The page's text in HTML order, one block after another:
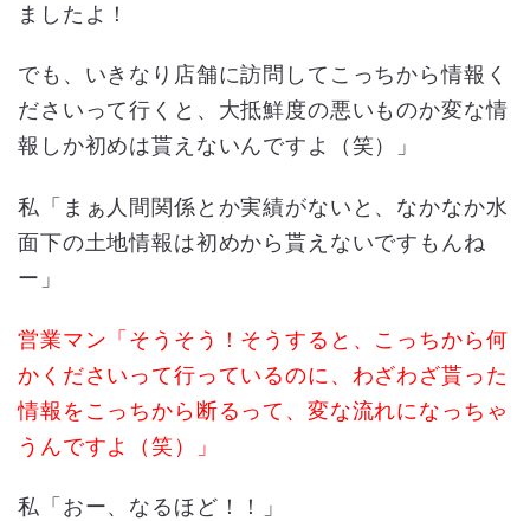
ましたよ！
でも、いきなり店舗に訪問してこっちから情報く
ださいって行くと、大抵鮮度の悪いものか変な情
報しか初めは貰えないんですよ（笑）」
私「まぁ人間関係とか実績がないと、なかなか水
面下の土地情報は初めから貰えないですもんね
ー」
営業マン「そうそう！そうすると、こっちから何
かくださいって行っているのに、 わざわざ貰った
情報をこっちから断るって、 変な流れになっちゃ
うんですよ（笑）」
私「おー、なるほど！！」